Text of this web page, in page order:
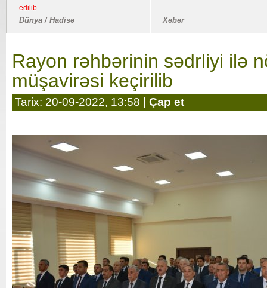
edilib
Dünya / Hadisə Xəbər
Rayon rəhbərinin sədrliyi ilə
müşavirəsi keçirilib
Tarix: 20-09-2022, 13:58 | Çap et